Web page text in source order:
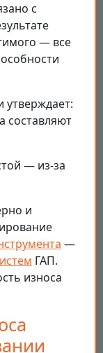
с
— все
утверждает:
составляют
— из-за
и
—
ГАП.
износа